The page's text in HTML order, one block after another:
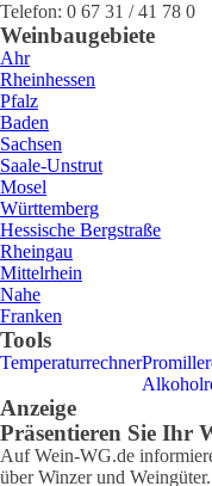
Telefon: 0 67 31 / 41 78 0
Weinbaugebiete
Ahr
Rheinhessen
Pfalz
Baden
Sachsen
Saale-Unstrut
Mosel
Württemberg
Hessische Bergstraße
Rheingau
Mittelrhein
Nahe
Franken
Tools
Temperaturrechner
Anzeige
Präsentieren Sie Ihr
Auf Wein-WG.de
über Winzer und